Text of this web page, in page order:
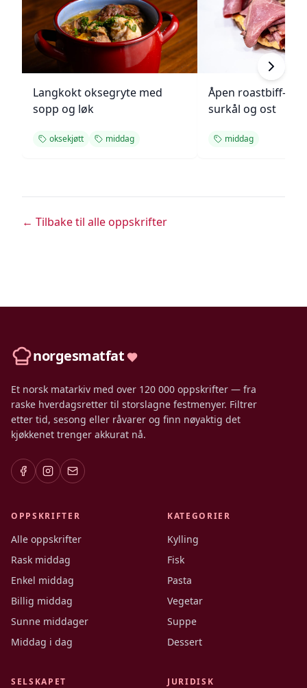
Langkokt oksegryte med
sopp og løk
oksekjøtt middag
Åpen roastbiff-
surkål og ost
middag
← Tilbake til alle oppskrifter
norgesmatfat
Et norsk matarkiv med over 120 000 oppskrifter — fra
raske hverdagsretter til storslagne festmenyer. Filtrer
etter tid, sesong eller råvarer og finn nøyaktig det
kjøkkenet trenger akkurat nå.
OPPSKRIFTER
Alle oppskrifter
Rask middag
Enkel middag
Billig middag
Sunne middager
Middag i dag
KATEGORIER
Kylling
Fisk
Pasta
Vegetar
Suppe
Dessert
SELSKAPET JURIDISK